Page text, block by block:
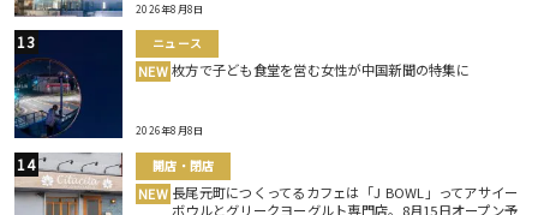
2026年8月8日
ニュース
NEW 枚方で子ども食堂を営む女性が中国新聞の特集に
2026年8月8日
開店・閉店
NEW 長尾元町につくってるカフェは「J BOWL」ってアサイー
ボウルとグリークヨーグルト専門店。8月15日オープン予